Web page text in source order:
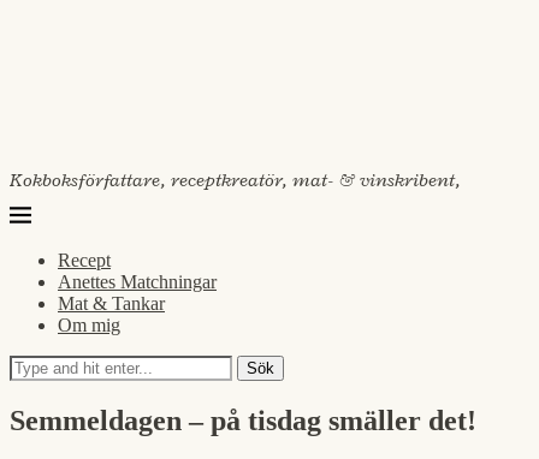
Kokboksförfattare, receptkreatör, mat- & vinskribent,
Recept
Anettes Matchningar
Mat & Tankar
Om mig
Sök
Semmeldagen – på tisdag smäller det!